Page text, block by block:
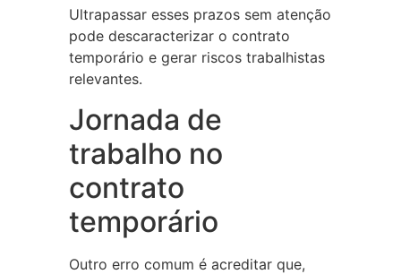
Ultrapassar esses prazos sem atenção
pode descaracterizar o contrato
temporário e gerar riscos trabalhistas
relevantes.
Jornada de
trabalho no
contrato
temporário
Outro erro comum é acreditar que,